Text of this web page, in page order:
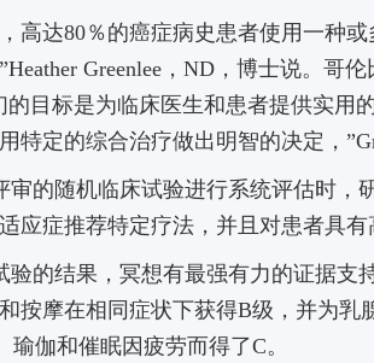
高达80％的癌症病史患者使用一种
Greenlee，ND，博士说。哥
的目标是为临床医生和患者提供实用
特定的综合治疗做出明智的决定，
审的随机临床试验进行系统评估时，
应症推荐特定疗法，并且对患者具有
验的结果，冥想有最强有力的证据支
按摩在相同症状下获得B级，并为乳
瑜伽和催眠因疲劳而得了C。